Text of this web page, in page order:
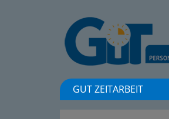
GUT ZEITARBEIT